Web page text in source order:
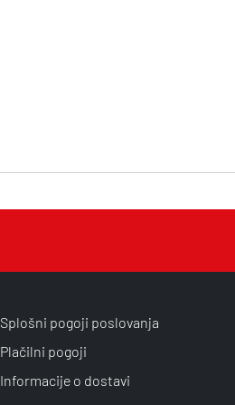
Splošni pogoji poslovanja
Plačilni pogoji
Informacije o dostavi